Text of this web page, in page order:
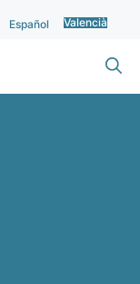
Español Valencià